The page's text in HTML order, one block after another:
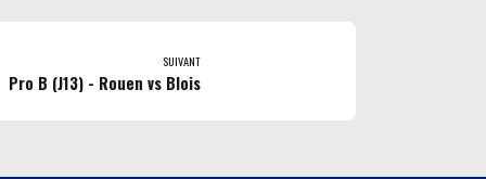
SUIVANT
Pro B (J13) - Rouen vs Blois